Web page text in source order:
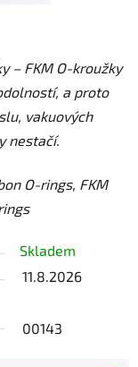
– FKM O-kroužky
a proto
vakuových
nestačí.
O-rings, FKM
Skladem
11.8.2026
00143